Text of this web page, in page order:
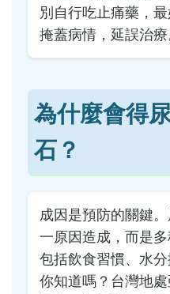
別自行吃止痛藥，
掩蓋病情，延誤治療
為什麼會得
石？
成因是預防的關鍵
一原因造成，而是
包括飲食習慣、水分
你知道嗎？台灣地